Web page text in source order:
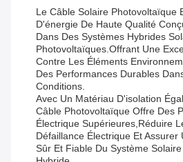
Le Câble Solaire Photovoltaïque
D'énergie De Haute Qualité
Dans Des Systèmes Hybrides
Photovoltaïques.offrant Une
Contre Les Éléments
Des Performances Durables
Conditions.
Avec Un Matériau D'isolation
Câble Photovoltaïque Offre Des
Électrique Supérieures,réduire
Défaillance Électrique Et
Sûr Et Fiable Du Système